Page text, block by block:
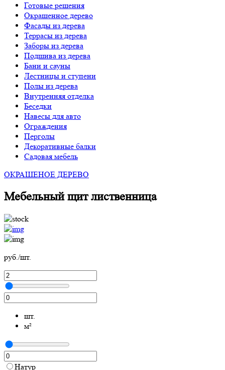
Готовые решения
Окрашенное дерево
Фасады из дерева
Террасы из дерева
Заборы из дерева
Подшива из дерева
Бани и сауны
Лестницы и ступени
Полы из дерева
Внутренняя отделка
Беседки
Навесы для авто
Ограждения
Перголы
Декоративные балки
Садовая мебель
ОКРАШЕНОЕ ДЕРЕВО
Мебельный щит лиственница
руб./шт.
шт.
м²
Натур